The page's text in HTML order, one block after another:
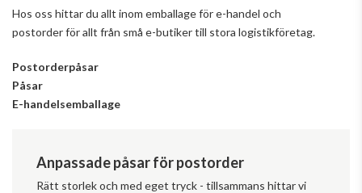
Hos oss hittar du allt inom emballage för e-handel och
postorder för allt från små e-butiker till stora logistikföretag.
Postorderpåsar
Påsar
E-handelsemballage
Anpassade påsar för postorder
Rätt storlek och med eget tryck - tillsammans hittar vi